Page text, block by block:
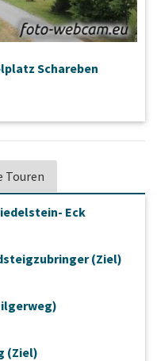
Schareben
Touren
Eck
(Ziel)
(Ziel)